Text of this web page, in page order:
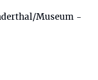
Museum -